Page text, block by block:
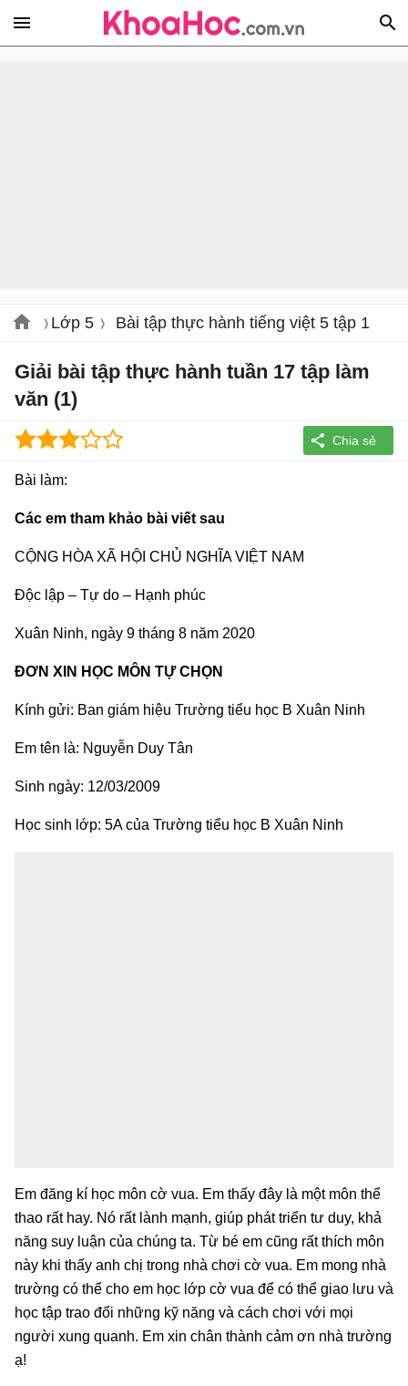
Lớp 5 Bài tập thực hành tiếng việt 5 tập 1
Giải bài tập thực hành tuần 17 tập làm
văn (1)
Bài làm:
Các em tham khảo bài viết sau
CỘNG HÒA XÃ HỘI CHỦ NGHĨA VIỆT NAM
Độc lập – Tự do – Hạnh phúc
Xuân Ninh, ngày 9 tháng 8 năm 2020
ĐƠN XIN HỌC MÔN TỰ CHỌN
Kính gửi: Ban giám hiệu Trường tiểu học B Xuân Ninh
Em tên là: Nguyễn Duy Tân
Sinh ngày: 12/03/2009
Học sinh lớp: 5A của Trường tiểu học B Xuân Ninh
Em đăng kí học môn cờ vua. Em thấy đây là một môn thể
thao rất hay. Nó rất lành mạnh, giúp phát triển tư duy, khả
năng suy luận của chúng ta. Từ bé em cũng rất thích môn
này khi thấy anh chị trong nhà chơi cờ vua. Em mong nhà
trường có thể cho em học lớp cờ vua để có thể giao lưu và
học tập trao đổi những kỹ năng và cách chơi với mọi
người xung quanh. Em xin chân thành cảm ơn nhà trường
ạ!